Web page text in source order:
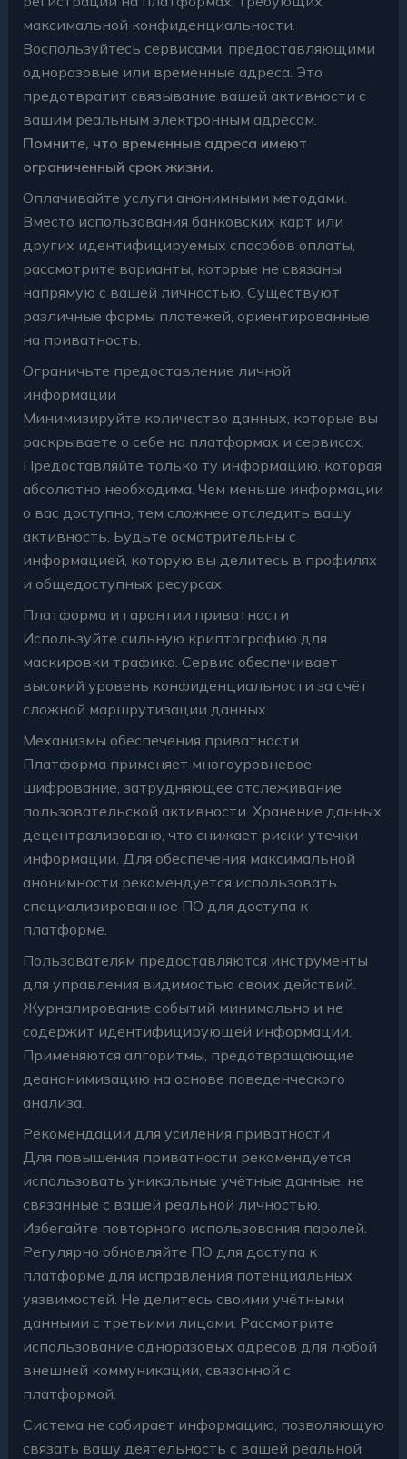
максимальной конфиденциальности.
Воспользуйтесь сервисами, предоставляющими
одноразовые или временные адреса. Это
предотвратит связывание вашей активности с
вашим реальным электронным адресом.
Помните, что временные адреса имеют
ограниченный срок жизни.
Оплачивайте услуги анонимными методами.
Вместо использования банковских карт или
других идентифицируемых способов оплаты,
рассмотрите варианты, которые не связаны
напрямую с вашей личностью. Существуют
различные формы платежей, ориентированные
на приватность.
Ограничьте предоставление личной
информации
Минимизируйте количество данных, которые вы
раскрываете о себе на платформах и сервисах.
Предоставляйте только ту информацию, которая
абсолютно необходима. Чем меньше информации
о вас доступно, тем сложнее отследить вашу
активность. Будьте осмотрительны с
информацией, которую вы делитесь в профилях
и общедоступных ресурсах.
Платформа и гарантии приватности
Используйте сильную криптографию для
маскировки трафика. Сервис обеспечивает
высокий уровень конфиденциальности за счёт
сложной маршрутизации данных.
Механизмы обеспечения приватности
Платформа применяет многоуровневое
шифрование, затрудняющее отслеживание
пользовательской активности. Хранение данных
децентрализовано, что снижает риски утечки
информации. Для обеспечения максимальной
анонимности рекомендуется использовать
специализированное ПО для доступа к
платформе.
Пользователям предоставляются инструменты
для управления видимостью своих действий.
Журналирование событий минимально и не
содержит идентифицирующей информации.
Применяются алгоритмы, предотвращающие
деанонимизацию на основе поведенческого
анализа.
Рекомендации для усиления приватности
Для повышения приватности рекомендуется
использовать уникальные учётные данные, не
связанные с вашей реальной личностью.
Избегайте повторного использования паролей.
Регулярно обновляйте ПО для доступа к
платформе для исправления потенциальных
уязвимостей. Не делитесь своими учётными
данными с третьими лицами. Рассмотрите
использование одноразовых адресов для любой
внешней коммуникации, связанной с
платформой.
Система не собирает информацию, позволяющую
связать вашу деятельность с вашей реальной